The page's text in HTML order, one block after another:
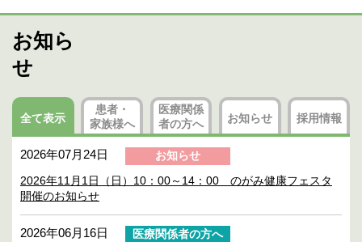
お知ら
せ
全て表示
患者・
家族様へ
医療関係
者の方へ お知らせ 採用情報
2026年07月24日
お知らせ
2026年11月1日（日）10：00～14：00 のがみ健康フェスタ
開催のお知らせ
2026年06月16日
医療関係者の方へ